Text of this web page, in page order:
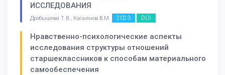
ИССЛЕДОВАНИЯ
Дробышева Т.В., Касьянов В.М. 2023 DOI
Нравственно-психологические аспекты
исследования структуры отношений
старшеклассников к способам материального
самообеспечения